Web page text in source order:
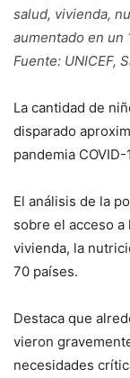
salud, vivienda,
aumentado en un
Fuente: UNICEF,
La cantidad de
disparado
pandemia
El análisis de la
sobre el acceso a
vivienda, la
70 países.
Destaca que
vieron
necesidades